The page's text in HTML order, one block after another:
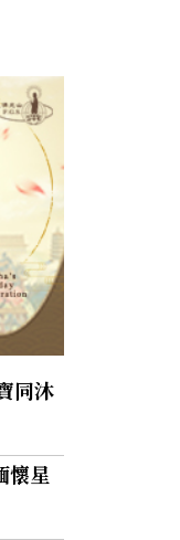
，舉辦授旗祈福儀式
同沐
懷星